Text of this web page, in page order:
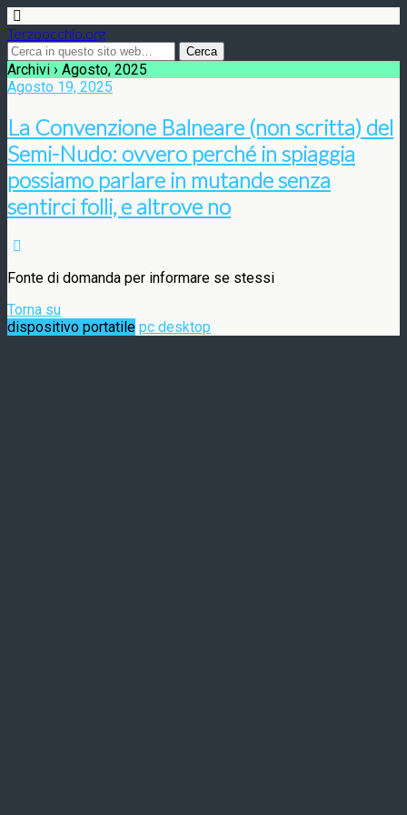
Terzoocchio.org
Archivi › Agosto, 2025
Agosto 19, 2025
La Convenzione Balneare (non scritta) del
Semi-Nudo: ovvero perché in spiaggia
possiamo parlare in mutande senza
sentirci folli, e altrove no
Fonte di domanda per informare se stessi
Torna su
dispositivo portatile pc desktop